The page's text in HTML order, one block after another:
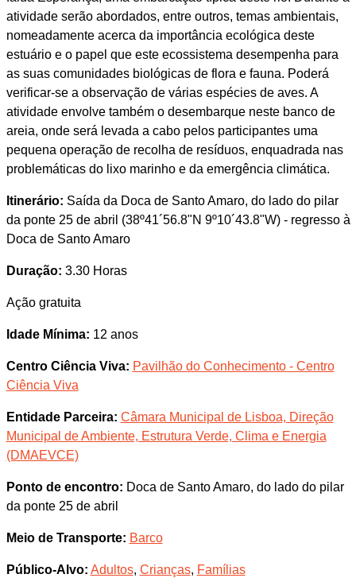
atividade serão abordados, entre outros, temas ambientais,
nomeadamente acerca da importância ecológica deste
estuário e o papel que este ecossistema desempenha para
as suas comunidades biológicas de flora e fauna. Poderá
verificar-se a observação de várias espécies de aves. A
atividade envolve também o desembarque neste banco de
areia, onde será levada a cabo pelos participantes uma
pequena operação de recolha de resíduos, enquadrada nas
problemáticas do lixo marinho e da emergência climática.
Itinerário: Saída da Doca de Santo Amaro, do lado do pilar
da ponte 25 de abril (38º41´56.8"N 9º10´43.8"W) - regresso à
Doca de Santo Amaro
Duração: 3.30 Horas
Ação gratuita
Idade Mínima: 12 anos
Centro Ciência Viva: Pavilhão do Conhecimento - Centro
Ciência Viva
Entidade Parceira: Câmara Municipal de Lisboa, Direção
Municipal de Ambiente, Estrutura Verde, Clima e Energia
(DMAEVCE)
Ponto de encontro: Doca de Santo Amaro, do lado do pilar
da ponte 25 de abril
Meio de Transporte: Barco
Público-Alvo: Adultos, Crianças, Famílias